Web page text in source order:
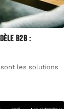
B2B :
sont les solutions